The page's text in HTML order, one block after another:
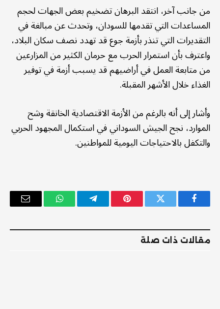
من جانب آخر، انتقد البرهان تضخيم بعض الجهات لحجم
المساعدات التي تقدمها للسودان، وتحدث عن مبالغة في
التقديرات التي تنذر بأزمة جوع قد تهدد نصف سكان البلاد،
واعترف بأن استمرار الحرب مع حرمان الكثير من المزارعين
من متابعة العمل في أراضيهم قد يسبب أزمة في توفير
الغذاء خلال الأشهر المقبلة.
وأشار إلى أنه بالرغم من الأزمة الاقتصادية الخانقة وشح
الموارد، نجح الجيش السوداني في استكمال المجهود الحربي
والتكفل بالاحتياجات اليومية للمواطنين.
فيسبوك تويتر بينتيريستتيلقرام واتساب
البريد
مقالات ذات صلة